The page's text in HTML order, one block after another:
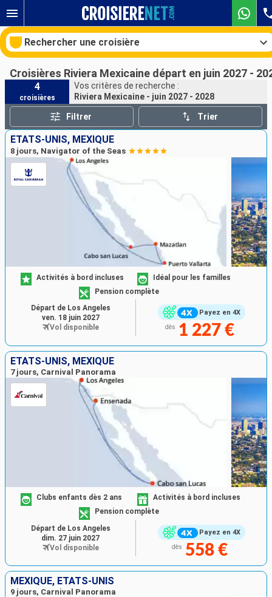
Rechercher une croisière
Nos destinations
Mois de départ
Ports
Rechercher
Croisières Riviera Mexicaine départ en juin 2027 -
4
croisières
Vos critères de recherche :
Riviera Mexicaine - juin 2027 - 2028
Filtrer Trier
ÉTATS-UNIS, MEXIQUE
8 jours, Navigator of the Seas
Payez en 4X
Activités à bord incluses
Idéal pour les familles
Pension complète
dès 1 227 €
Départ de Los Angeles
ven. 18 juin 2027
Vol disponible
ÉTATS-UNIS, MEXIQUE
7 jours, Carnival Panorama
Payez en 4X
Clubs enfants dès 2 ans
Activités à bord incluses
Pension complète
dès 558 €
Départ de Los Angeles
dim. 27 juin 2027
Vol disponible
MEXIQUE, ÉTATS-UNIS
9 jours, Carnival Panorama